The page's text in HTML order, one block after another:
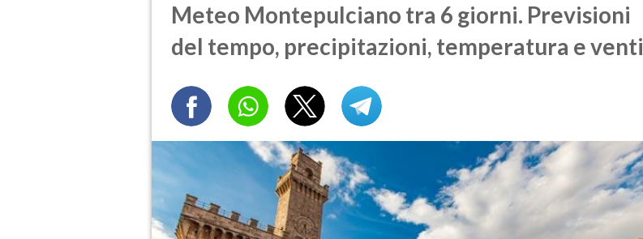
Meteo Montepulciano tra 6 giorni. Previsioni
del tempo, precipitazioni, temperatura e venti